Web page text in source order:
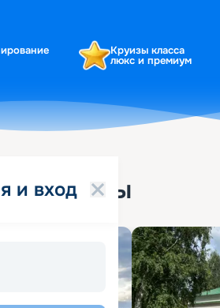
Круизы класса
люкс и премиум
и вход
круизы